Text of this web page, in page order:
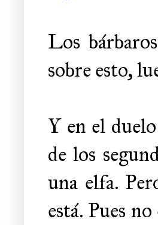
Los
sobre esto,
Y en el
de los
una elfa.
está. Pues